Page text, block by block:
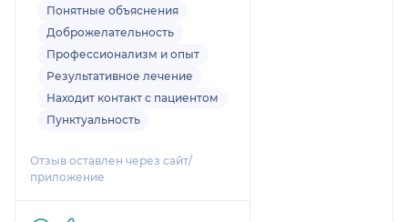
мастер своего дела!
Конечно, продутая поясница
за один раз не пройдет, так
смело рекомендовать
Понятные объяснения
Доброжелательность
Профессионализм и опыт
Результативное лечение
Находит контакт с пациентом
Пунктуальность
Отзыв оставлен через сайт/
приложение